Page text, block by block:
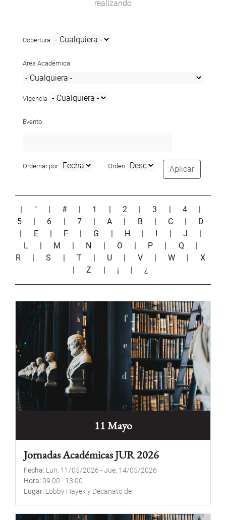
realizando
Cobertura
Área Académica
Vigencia
Evento
Ordernar por Orden Aplicar
| " | # | 1 | 2 |3 | 4
|
5
| 6 | 7 |A | B | C | D
| E | F | G | H | I | J
|
L
| M | N | O | P | Q
|
R
|S | T | U | V |W |X
|Z | ¡ |¿
11 Mayo
Jornadas Académicas JUR 2026
Fecha Lun, 11/05/2026 -Jue, 14/05/2026
Hora 09:00 - 13:00
Lugar Lobby Hayek y Decanato de